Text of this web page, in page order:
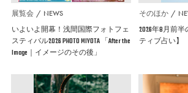
展覧会 NEWS
いよいよ開幕！浅間国際フォトフェ
スティバル2026 PHOTO MIYOTA 「After the
Image｜イメージのその後」
そのほか
2026年8月前
ティブ占い】